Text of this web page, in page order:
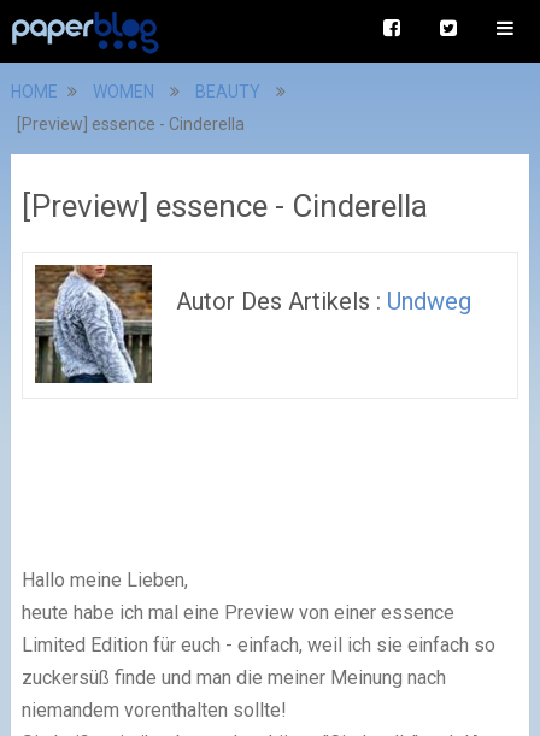
HOME WOMEN
BEAUTY
[Preview] essence - Cinderella
[Preview] essence - Cinderella
Autor Des Artikels : Undweg
Hallo meine Lieben,
heute habe ich mal eine Preview von einer essence
Limited Edition für euch - einfach, weil ich sie einfach so
zuckersüß finde und man die meiner Meinung nach
niemandem vorenthalten sollte!